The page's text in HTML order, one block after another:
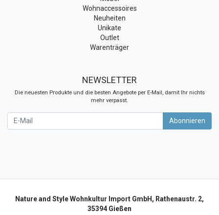
Wohnaccessoires
Neuheiten
Unikate
Outlet
Warenträger
NEWSLETTER
Die neuesten Produkte und die besten Angebote per E-Mail, damit Ihr nichts
mehr verpasst.
Abonnieren
Nature and Style Wohnkultur Import GmbH, Rathenaustr. 2,
35394 Gießen